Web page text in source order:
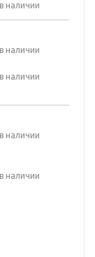
в наличии
в наличии
в наличии
в наличии
в наличии